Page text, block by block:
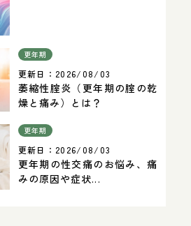
更年期
更新日： 2026/08/03
萎縮性腟炎（更年期の腟の乾
燥と痛み）とは？
更年期
更新日： 2026/08/03
更年期の性交痛のお悩み、痛
みの原因や症状...